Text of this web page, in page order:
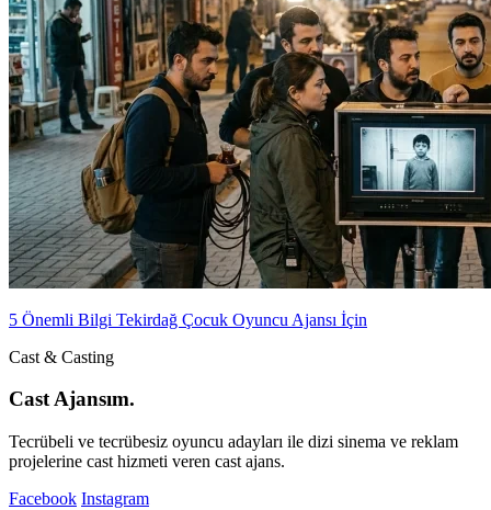
5 Önemli Bilgi Tekirdağ Çocuk Oyuncu Ajansı İçin
Cast & Casting
Cast Ajansım.
Tecrübeli ve tecrübesiz oyuncu adayları ile dizi sinema ve reklam
projelerine cast hizmeti veren cast ajans.
Facebook Instagram